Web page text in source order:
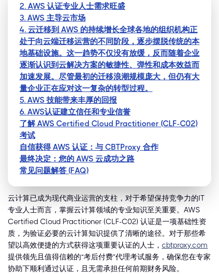
2. AWS 认证专业人士需求旺盛
3. AWS 主导云市场
4. 云迁移到 AWS 的持续增长全球各地的组织机构正
处于向云端迁移运营的不同阶段，逐步摆脱传统的本
地基础设施。这一趋势不仅没有放缓，反而随着企业
逐渐认识到云解决方案的敏捷性、弹性和成本效益而
加速发展。尽管最初的迁移浪潮规模庞大，但仍有大
量企业正在应对这一复杂的转型过程。
5. AWS 技能带来丰厚的回报
6. AWS认证建立信任和专业信誉
了解 AWS Certified Cloud Practitioner (CLF-C02)
考试
自信获得 AWS 认证：与 CBTProxy 合作
最终决定：您的 AWS 云成功之路
常见问题解答 (FAQ)
云计算已成为现代商业运营的支柱，对于希望保持竞争力的IT
专业人士而言，掌握云计算领域的专业知识至关重要。AWS
Certified Cloud Practitioner (CLF-C02) 认证是一项基础性资
质，为验证必要的云计算知识提供了清晰的途径。对于那些希
望以高效便捷的方式获得这项重要认证的人士， cbtproxy.com
提供领先且值得信赖的“考后付费”代理考试服务，确保您在专家
协助下顺利通过认证，且无需承担任何前期财务风险。